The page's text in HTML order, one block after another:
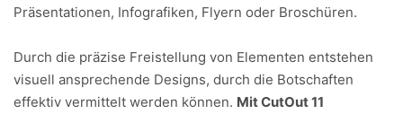
Präsentationen, Infografiken, Flyern oder Broschüren.
Durch die präzise Freistellung von Elementen entstehen
visuell ansprechende Designs, durch die Botschaften
effektiv vermittelt werden können. Mit CutOut 11